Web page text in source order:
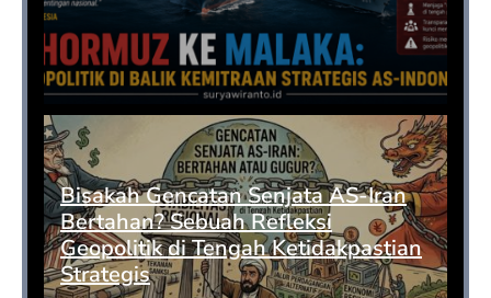
Bisakah Gencatan Senjata AS-Iran
Bertahan? Sebuah Refleksi
Geopolitik di Tengah Ketidakpastian
Strategis